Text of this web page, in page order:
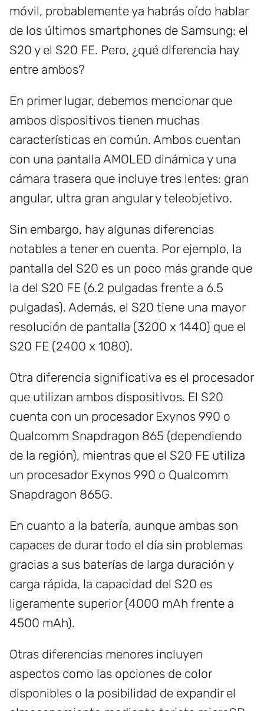
móvil, probablemente ya habrás oído hablar
de los últimos smartphones de Samsung: el
S20 y el S20 FE. Pero, ¿qué diferencia hay
entre ambos?
En primer lugar, debemos mencionar que
ambos dispositivos tienen muchas
características en común. Ambos cuentan
con una pantalla AMOLED dinámica y una
cámara trasera que incluye tres lentes: gran
angular, ultra gran angular y teleobjetivo.
Sin embargo, hay algunas diferencias
notables a tener en cuenta. Por ejemplo, la
pantalla del S20 es un poco más grande que
la del S20 FE (6.2 pulgadas frente a 6.5
pulgadas). Además, el S20 tiene una mayor
resolución de pantalla (3200 x 1440) que el
S20 FE (2400 x 1080).
Otra diferencia significativa es el procesador
que utilizan ambos dispositivos. El S20
cuenta con un procesador Exynos 990 o
Qualcomm Snapdragon 865 (dependiendo
de la región), mientras que el S20 FE utiliza
un procesador Exynos 990 o Qualcomm
Snapdragon 865G.
En cuanto a la batería, aunque ambas son
capaces de durar todo el día sin problemas
gracias a sus baterías de larga duración y
carga rápida, la capacidad del S20 es
ligeramente superior (4000 mAh frente a
4500 mAh).
Otras diferencias menores incluyen
aspectos como las opciones de color
disponibles o la posibilidad de expandir el